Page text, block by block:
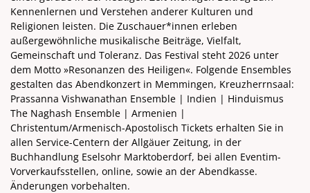
Kennenlernen und Verstehen anderer Kulturen und
Religionen leisten. Die Zuschauer*innen erleben
außergewöhnliche musikalische Beiträge, Vielfalt,
Gemeinschaft und Toleranz. Das Festival steht 2026 unter
dem Motto »Resonanzen des Heiligen«. Folgende Ensembles
gestalten das Abendkonzert in Memmingen, Kreuzherrnsaal:
Prassanna Vishwanathan Ensemble | Indien | Hinduismus
The Naghash Ensemble | Armenien |
Christentum/Armenisch-Apostolisch Tickets erhalten Sie in
allen Service-Centern der Allgäuer Zeitung, in der
Buchhandlung Eselsohr Marktoberdorf, bei allen Eventim-
Vorverkaufsstellen, online, sowie an der Abendkasse.
Änderungen vorbehalten.